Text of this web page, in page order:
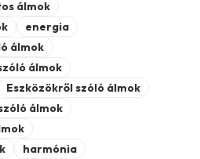
álmok
energia
álmok
álmok
Eszközökről szóló álmok
álmok
harmónia